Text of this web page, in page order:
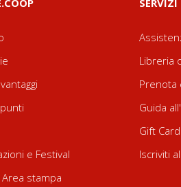
e Festival
stampa
SERVIZI
Libreria
Prenota
Guida
Gift Card
Iscriviti